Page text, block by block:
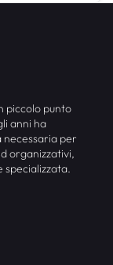
piccolo punto
anni ha
necessaria per
organizzativi,
specializzata.